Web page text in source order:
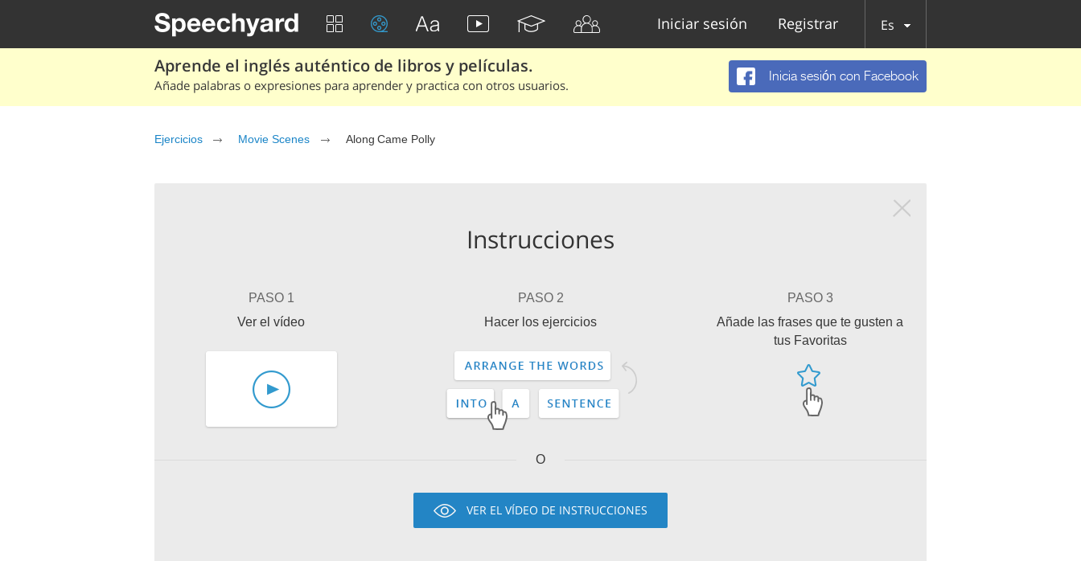
Iniciar sesión Registrar Es
Aprende el inglés auténtico de libros y películas.
Añade palabras o expresiones para aprender y practica con otros usuarios.
Inicia sesión con Facebook
Ejercicios Movie Scenes Along Came Polly
Instrucciones
PASO 1
Ver el vídeo
PASO 2
Hacer los ejercicios
PASO 3
Añade las frases que te gusten a
tus Favoritas
O
VER EL VÍDEO DE INSTRUCCIONES